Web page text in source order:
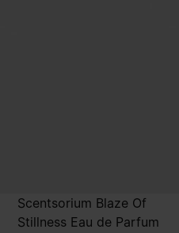
Scentsorium Blaze Of
Stillness Eau de Parfum